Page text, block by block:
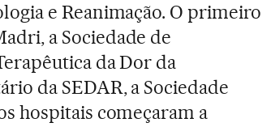
e Reanimação. O primeiro
a Sociedade de
da Dor da
da SEDAR, a Sociedade
hospitais começaram a